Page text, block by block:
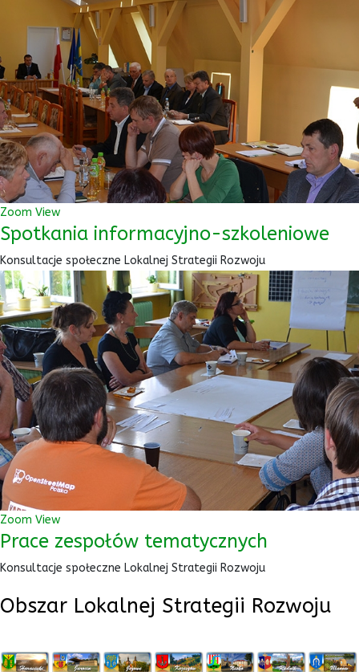
Zoom View
Spotkania informacyjno-szkoleniowe
Konsultacje społeczne Lokalnej Strategii Rozwoju
Zoom View
Prace zespołów tematycznych
Konsultacje społeczne Lokalnej Strategii Rozwoju
Obszar Lokalnej Strategii Rozwoju